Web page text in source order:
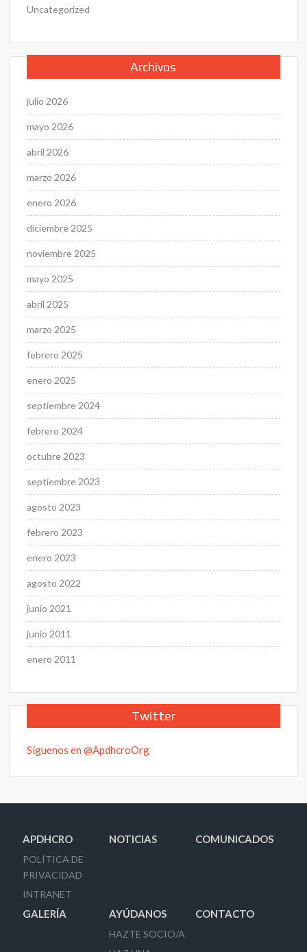
Uncategorized
Archivos
julio 2026
mayo 2026
abril 2026
marzo 2026
enero 2026
diciembre 2025
noviembre 2025
mayo 2025
abril 2025
marzo 2025
febrero 2025
enero 2025
septiembre 2024
febrero 2024
octubre 2023
septiembre 2023
agosto 2023
febrero 2023
enero 2023
agosto 2022
junio 2021
junio 2011
enero 2011
Twitter
Síguenos en @ApdhcroOrg
APDHCRO
POLÍTICA DE
PRIVACIDAD
INTRANET
NOTICIAS COMUNICADOS
GALERÍA AYÚDANOS
HAZTE SOCIO/A
CONTACTO